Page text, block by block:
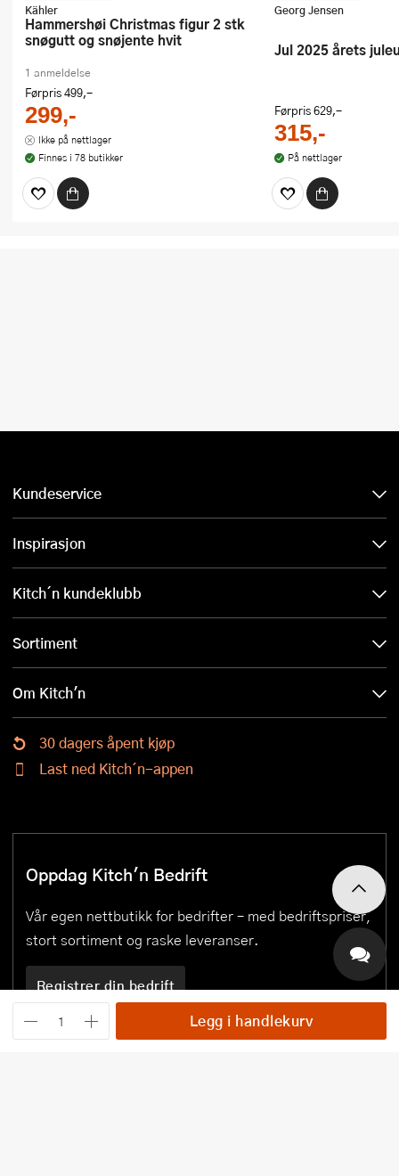
Legg i handlekurv
Kähler
Hammershøi Christmas figur 2 stk
snøgutt og snøjente hvit
1 anmeldelse
Førpris499,-
299,-
Ikke på nettlager
Finnes i 78 butikker
Georg Jensen
Jul 2025 årets
Førpris629,-
315,-
På nettlager
Kundeservice
Inspirasjon
Kitch´n kundeklubb
Sortiment
Om Kitch'n
30 dagers åpent kjøp
Last ned Kitch´n-appen
Oppdag Kitch'n Bedrift
Vår egen nettbutikk for bedrifter – med bedriftspriser,
stort sortiment og raske leveranser.
Registrer din bedrift